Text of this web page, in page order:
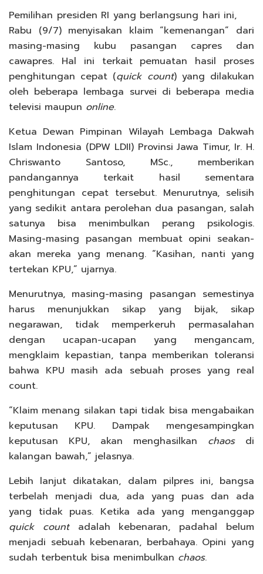
Pemilihan presiden RI yang berlangsung hari ini,
Rabu (9/7) menyisakan klaim “kemenangan” dari
masing-masing kubu pasangan capres dan
cawapres. Hal ini terkait pemuatan hasil proses
penghitungan cepat (quick count) yang dilakukan
oleh beberapa lembaga survei di beberapa media
televisi maupun online.
Ketua Dewan Pimpinan Wilayah Lembaga Dakwah
Islam Indonesia (DPW LDII) Provinsi Jawa Timur, Ir. H.
Chriswanto Santoso, MSc., memberikan
pandangannya terkait hasil sementara
penghitungan cepat tersebut. Menurutnya, selisih
yang sedikit antara perolehan dua pasangan, salah
satunya bisa menimbulkan perang psikologis.
Masing-masing pasangan membuat opini seakan-
akan mereka yang menang. “Kasihan, nanti yang
tertekan KPU,” ujarnya.
Menurutnya, masing-masing pasangan semestinya
harus menunjukkan sikap yang bijak, sikap
negarawan, tidak memperkeruh permasalahan
dengan ucapan-ucapan yang mengancam,
mengklaim kepastian, tanpa memberikan toleransi
bahwa KPU masih ada sebuah proses yang real
count.
“Klaim menang silakan tapi tidak bisa mengabaikan
keputusan KPU. Dampak mengesampingkan
keputusan KPU, akan menghasilkan chaosdi
kalangan bawah,” jelasnya.
Lebih lanjut dikatakan, dalam pilpres ini, bangsa
terbelah menjadi dua, ada yang puas dan ada
yang tidak puas. Ketika ada yang menganggap
quick
countadalah kebenaran, padahal belum
menjadi sebuah kebenaran, berbahaya. Opini yang
sudah terbentuk bisa menimbulkan chaos.